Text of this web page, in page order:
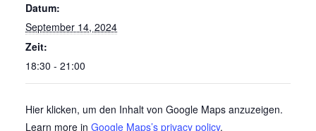
Datum:
September 14, 2024
Zeit:
18:30 - 21:00
„Iframe
Hier klicken, um den Inhalt von Google Maps anzuzeigen.
Learn more in Google Maps’s privacy policy.